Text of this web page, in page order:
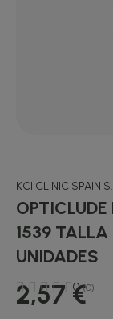
KCI CLINIC SPAIN
1539
UNIDADES
2,57 €
0 (0)